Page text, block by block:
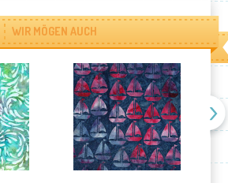
WIR MÖGEN AUCH